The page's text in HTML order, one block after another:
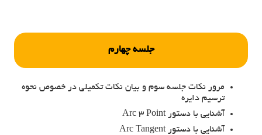
جلسه چهارم
مرور نکات جلسه سوم و بیان نکات تکمیلی در خصوص نحوه
ترسیم دایره
آشنایی با دستور Arc 3 Point
آشنایی با دستور Arc Tangent